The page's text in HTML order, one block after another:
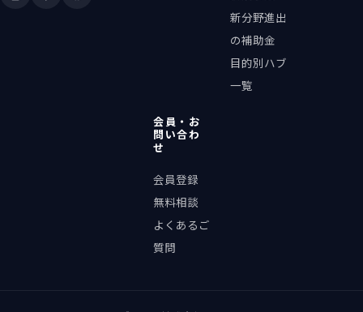
新分野進出
の補助金
目的別ハブ
一覧
会員・お
問い合わ
せ
会員登録
無料相談
よくあるご
質問